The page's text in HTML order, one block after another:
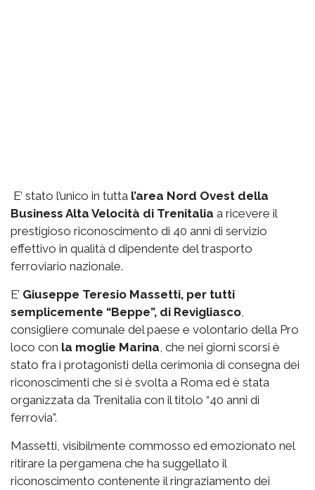
E’ stato l’unico in tutta l’area Nord Ovest della
Business Alta Velocità di Trenitalia a ricevere il
prestigioso riconoscimento di 40 anni di servizio
effettivo in qualità d dipendente del trasporto
ferroviario nazionale.
E’ Giuseppe Teresio Massetti, per tutti
semplicemente “Beppe”, di Revigliasco
consigliere comunale del paese e volontario della Pro
loco con la moglie Marina , che nei giorni scorsi è
stato fra i protagonisti della cerimonia di consegna dei
riconoscimenti che si è svolta a Roma ed è stata
organizzata da Trenitalia con il titolo “40 anni di
ferrovia”.
Massetti, visibilmente commosso ed emozionato nel
ritirare la pergamena che ha suggellato il
riconoscimento contenente il ringraziamento dei